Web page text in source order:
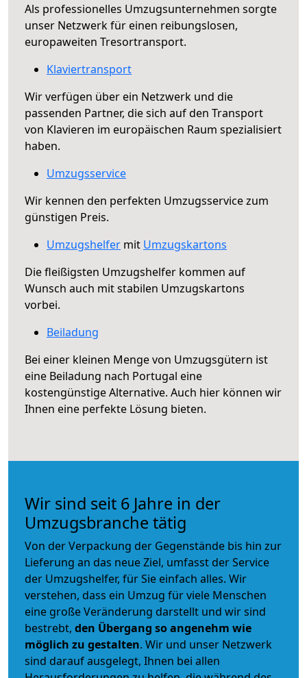
Als professionelles Umzugsunternehmen sorgte
unser Netzwerk für einen reibungslosen,
europaweiten Tresortransport.
Klaviertransport
Wir verfügen über ein Netzwerk und die
passenden Partner, die sich auf den Transport
von Klavieren im europäischen Raum spezialisiert
haben.
Umzugsservice
Wir kennen den perfekten Umzugsservice zum
günstigen Preis.
Umzugshelfer mit Umzugskartons
Die fleißigsten Umzugshelfer kommen auf
Wunsch auch mit stabilen Umzugskartons
vorbei.
Beiladung
Bei einer kleinen Menge von Umzugsgütern ist
eine Beiladung nach Portugal eine
kostengünstige Alternative. Auch hier können wir
Ihnen eine perfekte Lösung bieten.
Wir sind seit 6 Jahre in der
Umzugsbranche tätig
Von der Verpackung der Gegenstände bis hin zur
Lieferung an das neue Ziel, umfasst der Service
der Umzugshelfer, für Sie einfach alles. Wir
verstehen, dass ein Umzug für viele Menschen
eine große Veränderung darstellt und wir sind
bestrebt, den Übergang so angenehm wie
möglich zu gestalten. Wir und unser Netzwerk
sind darauf ausgelegt, Ihnen bei allen